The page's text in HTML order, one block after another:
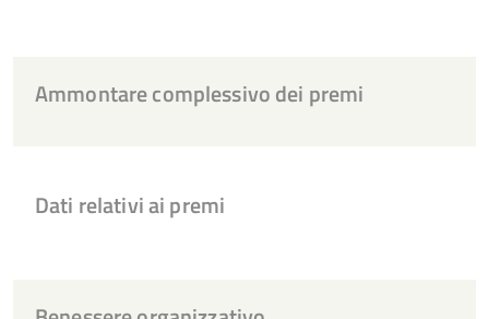
Ammontare complessivo dei premi
Dati relativi ai premi